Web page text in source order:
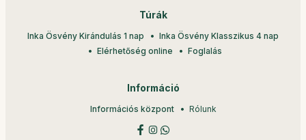
Túrák
Inka Ösvény Kirándulás 1 nap
Inka Ösvény Klasszikus 4 nap
Elérhetőség online
Foglalás
Információ
Információs központ Rólunk